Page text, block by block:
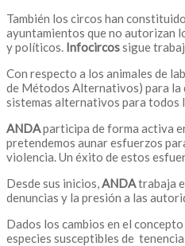
También los circos han
ayuntamientos que no autorizan
y políticos. Infocircossigue
Con respecto a los animales de
de Métodos Alternativos) para la
sistemas alternativos para todos
ANDAparticipa de forma activa
pretendemos aunar esfuerzos
violencia. Un éxito de estos
Desde sus inicios,ANDAtrabaja
denuncias y la presión a las
Dados los cambios en el
especies susceptibles de